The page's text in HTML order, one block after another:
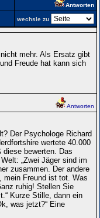
Antworten
wechsle zu
mehr. Als Ersatz gibt
Freude hat kann sich
Antworten
Der Psychologe Richard
wertete 40.000
bewerten. Das
„Zwei Jäger sind im
zusammen. Der andere
mein Freund ist tot. Was
ruhig! Stellen Sie
Kurze Stille, dann ein
was jetzt?“ Eine